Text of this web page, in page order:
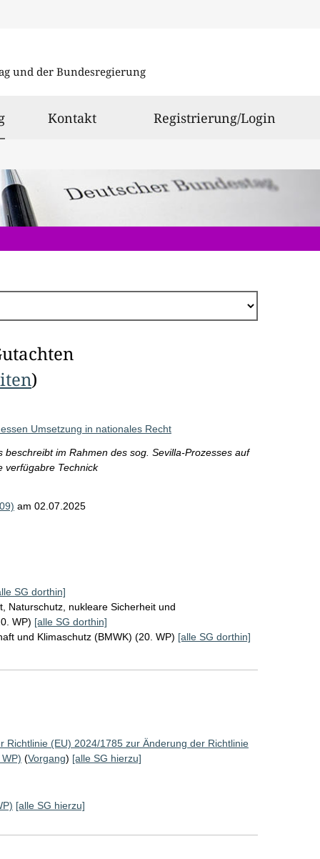
und der Bundesregierung
ausgewählt
Kontakt Registrierung/Login
)
Umsetzung in nationales Recht
im Rahmen des sog. Sevilla-Prozesses auf
verfügabre Technick
am 02.07.2025
SG dorthin]
Naturschutz, nukleare Sicherheit und
WP) [alle SG dorthin]
und Klimaschutz (BMWK) (20. WP) [alle SG dorthin]
Richtlinie (EU) 2024/1785 zur Änderung der Richtlinie
(Vorgang) [alle SG hierzu]
[alle SG hierzu]